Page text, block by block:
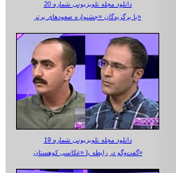
دانلود مجله تلویزیونی شماره 20
با برگزیدگان «جشنواره صعودهای برتر»
دانلود مجله تلویزیونی شماره 19
گفت‌وگو در رابطه با «عکاسی کوهستان»